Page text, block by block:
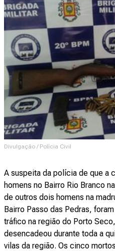
Divulgação / Polícia Civil
A suspeita da polícia de que a
homens no Bairro Rio Branco
de outros dois homens na
Bairro Passo das Pedras,
tráfico na região do Porto Seco,
desencadeou durante toda a
vilas da região. Os cinco